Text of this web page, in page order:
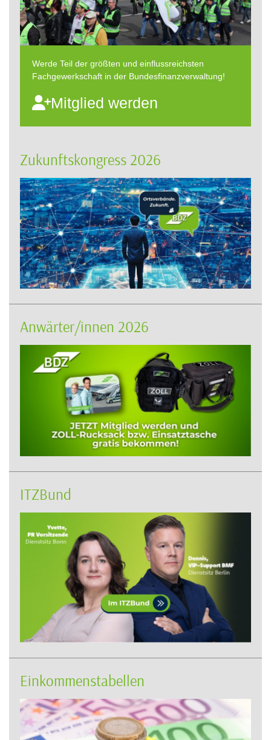
Werde Teil der größten und einflussreichsten
Fachgewerkschaft in der Bundesfinanzverwaltung!
Mitglied werden
Zukunftskongress 2026
Anwärter/innen 2026
ITZBund
Einkommenstabellen